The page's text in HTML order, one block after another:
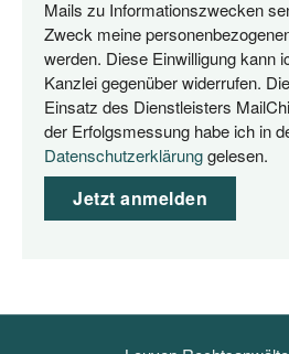
Mails zu Informationszwecken
Zweck meine
werden. Diese Einwilligung kann
Kanzlei gegenüber widerrufen.
Einsatz des Dienstleisters
der Erfolgsmessung habe ich in
Datenschutzerklärunggelesen.
Jetzt anmelden